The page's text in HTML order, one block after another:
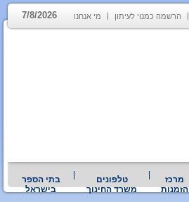
הרשמה כמנוי לעיתון מי אנחנו 7/8/2026
מרכז
הזמנות
טלפונים
משרד החינוך
בתי הספר
בישראל